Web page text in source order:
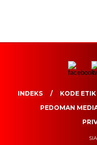
INDEKS KODE ETIK
PEDOMAN